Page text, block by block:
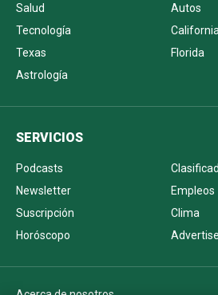
Salud
Autos
Tecnología
Texas
Florida
Astrología
SERVICIOS
Podcasts
Newsletter
Empleos
Suscripción
Clima
Horóscopo